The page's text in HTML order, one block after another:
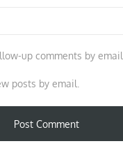
up comments by email.
posts by email.